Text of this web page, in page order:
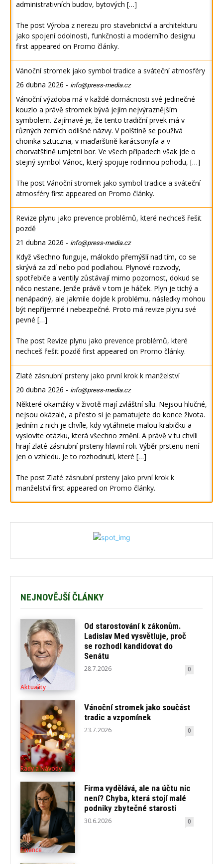
administrativních budov, bytových […]
The post Výroba z nerezu pro stavebnictví a architekturu
jako spojení odolnosti, funkčnosti a moderního designu
first appeared on Promo články.
Vánoční stromek jako symbol tradice a sváteční atmosféry
26 dubna 2026 - info@press-media.cz
Vánoční výzdoba má v každé domácnosti své jedinečné
kouzlo a právě stromek bývá jejím nejvýraznějším
symbolem. Zajímavé je, že tento tradiční prvek má v
různých zemích odlišné názvy. V polštině se používá
choinka sztuczna, v maďarštině karácsonyfa a v
chorvatštině umjetni bor. Ve všech případech však jde o
stejný symbol Vánoc, který spojuje rodinnou pohodu, […]
The post Vánoční stromek jako symbol tradice a sváteční
atmosféry first appeared on Promo články.
Revize plynu jako prevence problémů, které nechceš řešit
pozdě
21 dubna 2026 - info@press-media.cz
Když všechno funguje, málokdo přemýšlí nad tím, co se
skrývá za zdí nebo pod podlahou. Plynové rozvody,
spotřebiče a ventily zůstávají mimo pozornost, dokud se
něco nestane. Jenže právě v tom je háček. Plyn je tichý a
nenápadný, ale jakmile dojde k problému, následky mohou
být nepříjemné i nebezpečné. Proto má revize plynu své
pevné […]
The post Revize plynu jako prevence problémů, které
nechceš řešit pozdě first appeared on Promo články.
Zlaté zásnubní prsteny jako první krok k manželství
20 dubna 2026 - info@press-media.cz
Některé okamžiky v životě mají zvláštní sílu. Nejsou hlučné,
nejsou okázalé, a přesto si je pamatujete do konce života.
Jedním z nich je chvíle, kdy vytáhnete malou krabičku a
vyslovíte otázku, která všechno změní. A právě v tu chvíli
hrají zlaté zásnubní prsteny hlavní roli. Výběr prstenu není
jen o vzhledu. Je to rozhodnutí, které […]
The post Zlaté zásnubní prsteny jako první krok k
manželstvífirst appeared on Promo články.
NEJNOVĚJŠÍ ČLÁNKY
Aktuality
Od starostování k zákonům.
Ladislav Med vysvětluje, proč
se rozhodl kandidovat do
Senátu
28.7.2026 0
Rady a Návody
Vánoční stromek jako součást
tradic a vzpomínek
23.7.2026 0
Finance
Firma vydělává, ale na účtu nic
není? Chyba, která stojí malé
podniky zbytečné starosti
30.6.2026 0